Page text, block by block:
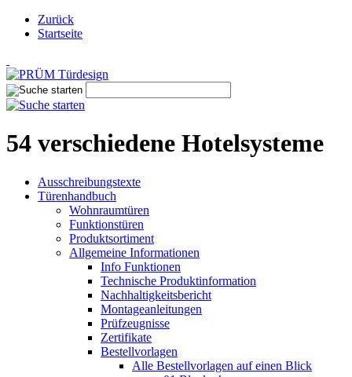
Zurück
Startseite
54 verschiedene Hotelsysteme
Ausschreibungstexte
Türenhandbuch
Wohnraumtüren
Funktionstüren
Produktsortiment
Allgemeine Informationen
Info Funktionen
Technische Produktinformation
Nachhaltigkeitsbericht
Montageanleitungen
Prüfzeugnisse
Zertifikate
Bestellvorlagen
Alle Bestellvorlagen auf einen Blick